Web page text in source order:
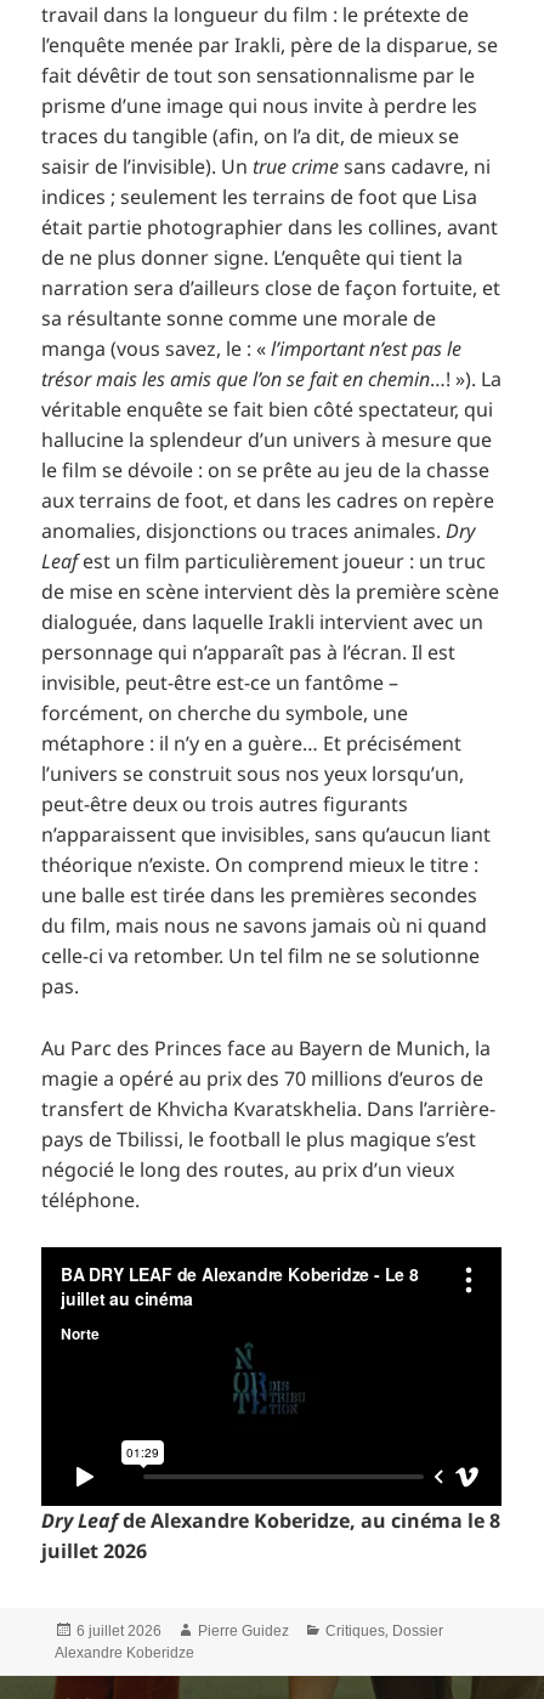
travail dans la longueur du film : le prétexte de
l’enquête menée par Irakli, père de la disparue, se
fait dévêtir de tout son sensationnalisme par le
prisme d’une image qui nous invite à perdre les
traces du tangible (afin, on l’a dit, de mieux se
saisir de l’invisible). Untrue crimesans cadavre, ni
indices ; seulement les terrains de foot que Lisa
était partie photographier dans les collines, avant
de ne plus donner signe. L’enquête qui tient la
narration sera d’ailleurs close de façon fortuite, et
sa résultante sonne comme une morale de
manga (vous savez, le : «l’important n’est pas le
trésor mais les amis que l’on se fait en chemin…! »). La
véritable enquête se fait bien côté spectateur, qui
hallucine la splendeur d’un univers à mesure que
le film se dévoile : on se prête au jeu de la chasse
aux terrains de foot, et dans les cadres on repère
anomalies, disjonctions ou traces animales.Dry
Leafest un film particulièrement joueur : un truc
de mise en scène intervient dès la première scène
dialoguée, dans laquelle Irakli intervient avec un
personnage qui n’apparaît pas à l’écran. Il est
invisible, peut-être est-ce un fantôme –
forcément, on cherche du symbole, une
métaphore : il n’y en a guère… Et précisément
l’univers se construit sous nos yeux lorsqu’un,
peut-être deux ou trois autres figurants
n’apparaissent que invisibles, sans qu’aucun liant
théorique n’existe. On comprend mieux le titre :
une balle est tirée dans les premières secondes
du film, mais nous ne savons jamais où ni quand
celle-ci va retomber. Un tel film ne se solutionne
pas.
Au Parc des Princes face au Bayern de Munich, la
magie a opéré au prix des 70 millions d’euros de
transfert de Khvicha Kvaratskhelia. Dans l’arrière-
pays de Tbilissi, le football le plus magique s’est
négocié le long des routes, au prix d’un vieux
téléphone.
Dry Leafde Alexandre Koberidze, au cinéma le 8
juillet 2026
Publié
le
6 juillet 2026 Auteur
Pierre Guidez Catégories
Critiques, Dossier
Alexandre Koberidze